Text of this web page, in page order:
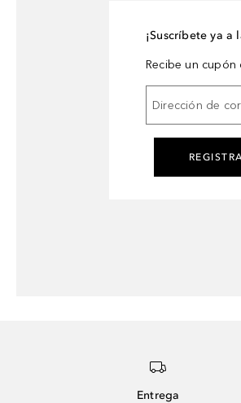
¡Suscríbete ya a
Recibe un
Dirección de
Entrega